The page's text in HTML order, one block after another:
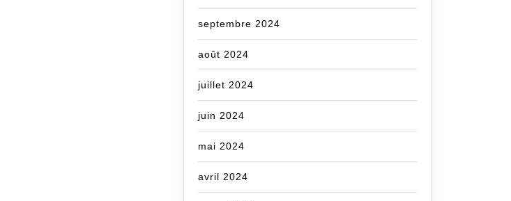
septembre 2024
août 2024
juillet 2024
juin 2024
mai 2024
avril 2024